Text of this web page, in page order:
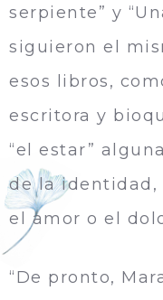
serpiente” y
siguieron el
esos libros,
escritora y
“el estar”
de la identidad,
el amor o el
“De pronto,